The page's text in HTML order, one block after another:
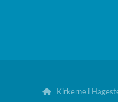
Kirkerne i